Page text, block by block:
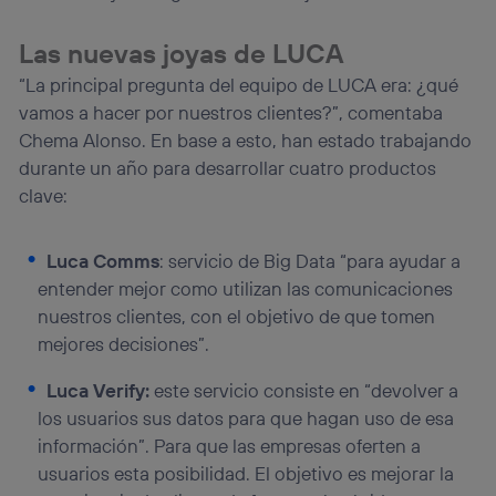
Las nuevas joyas de LUCA
“La principal pregunta del equipo de LUCA era: ¿qué
vamos a hacer por nuestros clientes?”, comentaba
Chema Alonso. En base a esto, han estado trabajando
durante un año para desarrollar cuatro productos
clave:
Luca Comms: servicio de Big Data “para ayudar a
entender mejor como utilizan las comunicaciones
nuestros clientes, con el objetivo de que tomen
mejores decisiones”.
Luca Verify:este servicio consiste en “devolver a
los usuarios sus datos para que hagan uso de esa
información”. Para que las empresas oferten a
usuarios esta posibilidad. El objetivo es mejorar la
el marketing o análisis se realizará en función de las
actividades de navegación de los miembros del hogar
que hayan dado su consentimiento.
Si utilizasdatos móviles, el marketing será más
personalizado, ya que se basará únicamente en la
navegación del usuario del móvil.
Puedes gestionar los consentimientos Utiq seleccionando
(“consenthub”). Para más información, consulta
política de privacidad de Utiq.